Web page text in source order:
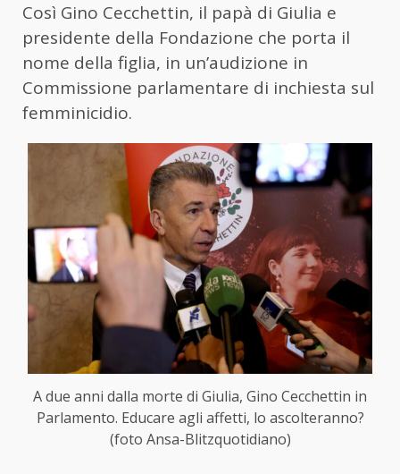
Così Gino Cecchettin, il papà di Giulia e
presidente della Fondazione che porta il
nome della figlia, in un’audizione in
Commissione parlamentare di inchiesta sul
femminicidio.
A due anni dalla morte di Giulia, Gino Cecchettin in
Parlamento. Educare agli affetti, lo ascolteranno?
(foto Ansa-Blitzquotidiano)